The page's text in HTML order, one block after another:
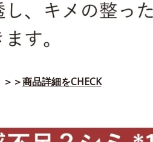
＞＞商品詳細をCHECK